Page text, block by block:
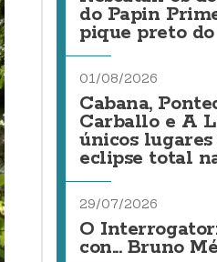
do Papin
pique preto
01/08/2026
Cabana,
Carballo e A
únicos
eclipse total
29/07/2026
O
con... Bruno